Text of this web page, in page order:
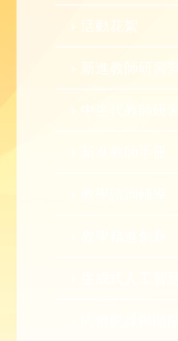
活動花絮
新進教師研習營